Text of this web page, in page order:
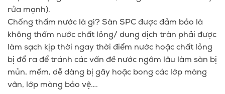
rửa mạnh).
Chống thấm nước là gì? Sàn SPC được đảm bảo là
không thấm nước chất lỏng/ dung dịch tràn phải được
làm sạch kịp thời ngay thời điểm nước hoặc chất lỏng
bị đổ ra để tránh các vấn đề nước ngâm lâu làm sàn bị
mủn, mềm, dễ dàng bị gãy hoặc bong các lớp màng
vân, lớp màng bảo vệ….